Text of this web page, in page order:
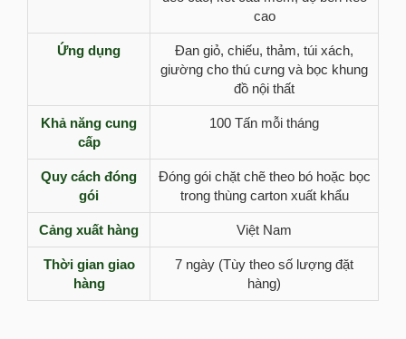
cao
Ứng dụng
Đan giỏ, chiếu, thảm, túi xách,
giường cho thú cưng và bọc khung
đồ nội thất
Khả năng cung
cấp
100 Tấn mỗi tháng
Quy cách đóng
gói
Đóng gói chặt chẽ theo bó hoặc bọc
trong thùng carton xuất khẩu
Cảng xuất hàng Việt Nam
Thời gian giao
hàng
7 ngày (Tùy theo số lượng đặt
hàng)